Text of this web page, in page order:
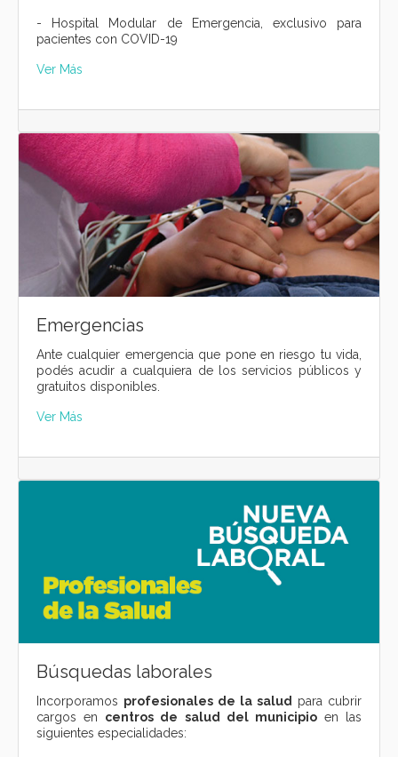
- Hospital Modular de Emergencia, exclusivo para
pacientes con COVID-19
Ver Más
Emergencias
Ante cualquier emergencia que pone en riesgo tu vida,
podés acudir a cualquiera de los servicios públicos y
gratuitos disponibles.
Ver Más
Búsquedas laborales
Incorporamos profesionales de la salud para cubrir
cargos en centros de salud del municipioen las
siguientes especialidades: